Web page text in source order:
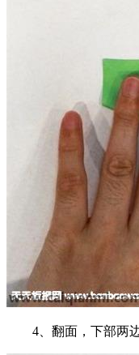
4、翻面，下部两边